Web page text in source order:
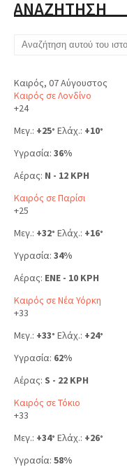
ΑΝΑΖΗΤΗΣΗ
Καιρός, 07 Αύγουστος
Καιρός σε Λονδίνο
+24
Μεγ.: +25° Ελάχ.: +10°
Υγρασία: 36%
Αέρας: N - 12 KPH
Καιρός σε Παρίσι
+25
Μεγ.: +32° Ελάχ.: +16°
Υγρασία: 34%
Αέρας: ENE - 10 KPH
Καιρός σε Νέα Υόρκη
+33
Μεγ.: +33° Ελάχ.: +24°
Υγρασία: 62%
Αέρας: S - 22 KPH
Καιρός σε Τόκιο
+33
Μεγ.: +34° Ελάχ.: +26°
Υγρασία: 58%